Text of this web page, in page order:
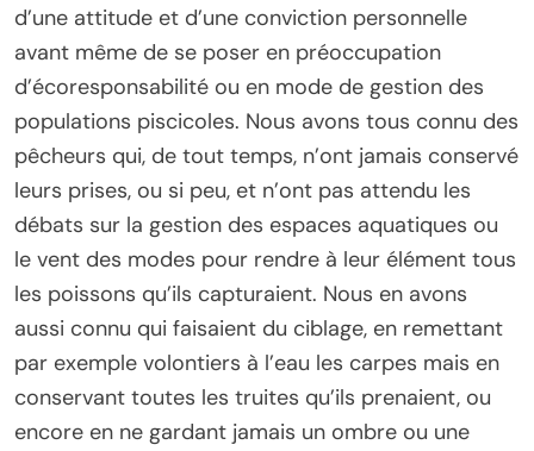
d’une attitude et d’une conviction personnelle
avant même de se poser en préoccupation
d’écoresponsabilité ou en mode de gestion des
populations piscicoles. Nous avons tous connu des
pêcheurs qui, de tout temps, n’ont jamais conservé
leurs prises, ou si peu, et n’ont pas attendu les
débats sur la gestion des espaces aquatiques ou
le vent des modes pour rendre à leur élément tous
les poissons qu’ils capturaient. Nous en avons
aussi connu qui faisaient du ciblage, en remettant
par exemple volontiers à l’eau les carpes mais en
conservant toutes les truites qu’ils prenaient, ou
encore en ne gardant jamais un ombre ou une